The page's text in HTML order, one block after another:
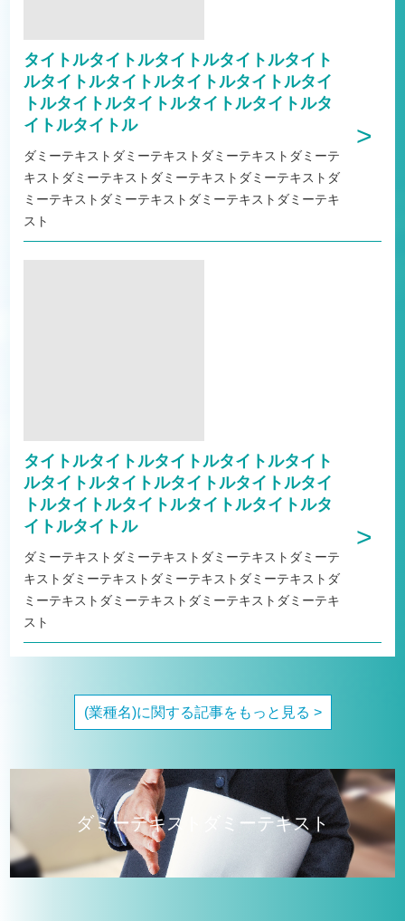
タイトルタイトルタイトルタイトルタイト
ルタイトルタイトルタイトルタイトルタイ
トルタイトルタイトルタイトルタイトルタ
イトルタイトル
ダミーテキストダミーテキストダミーテキストダミーテ
キストダミーテキストダミーテキストダミーテキストダ
ミーテキストダミーテキストダミーテキストダミーテキ
スト
>
タイトルタイトルタイトルタイトルタイト
ルタイトルタイトルタイトルタイトルタイ
トルタイトルタイトルタイトルタイトルタ
イトルタイトル
ダミーテキストダミーテキストダミーテキストダミーテ
キストダミーテキストダミーテキストダミーテキストダ
ミーテキストダミーテキストダミーテキストダミーテキ
スト
>
(業種名)に関する記事をもっと見る >
ダミーテキストダミーテキスト